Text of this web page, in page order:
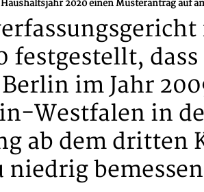
2020 einen Musterantrag auf
festgestellt,
im Jahr
Westfalen in
ab dem dritten
niedrig